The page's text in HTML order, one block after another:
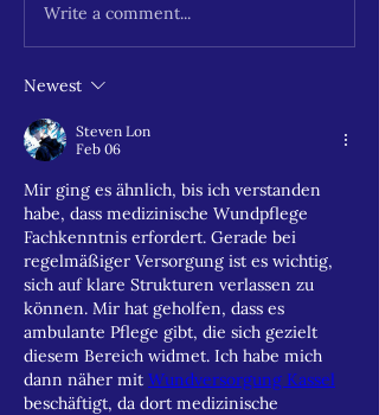
Write a comment...
Newest
Steven Lon
Feb 06
Mir ging es ähnlich, bis ich verstanden
habe, dass medizinische Wundpflege
Fachkenntnis erfordert. Gerade bei
regelmäßiger Versorgung ist es wichtig,
sich auf klare Strukturen verlassen zu
können. Mir hat geholfen, dass es
ambulante Pflege gibt, die sich gezielt
diesem Bereich widmet. Ich habe mich
dann näher mit Wundversorgung Kassel
beschäftigt, da dort medizinische